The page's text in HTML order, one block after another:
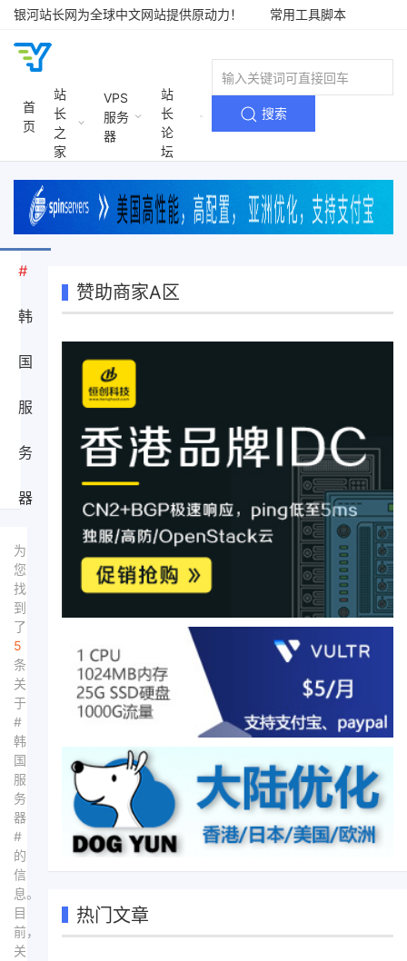
银河站长网为全球中文网站提供原动力！ 常用工具脚本
首
页
站
长
之
家
VPS
服务
器
站
长
论
坛
搜索
#
韩
国
服
务
器
为
您
找
到
了
5
条
关
于
#
韩
国
服
务
器
#
的
信
息。
目
前，
关
赞助商家A区
热门文章